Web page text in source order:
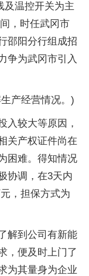
及温控开关为主
，时任武冈市
邵阳分行组成招
争为武冈市引入
产经营情况。)
入较大等原因，
关产权证件尚在
困难。得知情况
协调，在3天内
，担保方式为
解到公司有新能
，便及时上门了
为其量身为企业